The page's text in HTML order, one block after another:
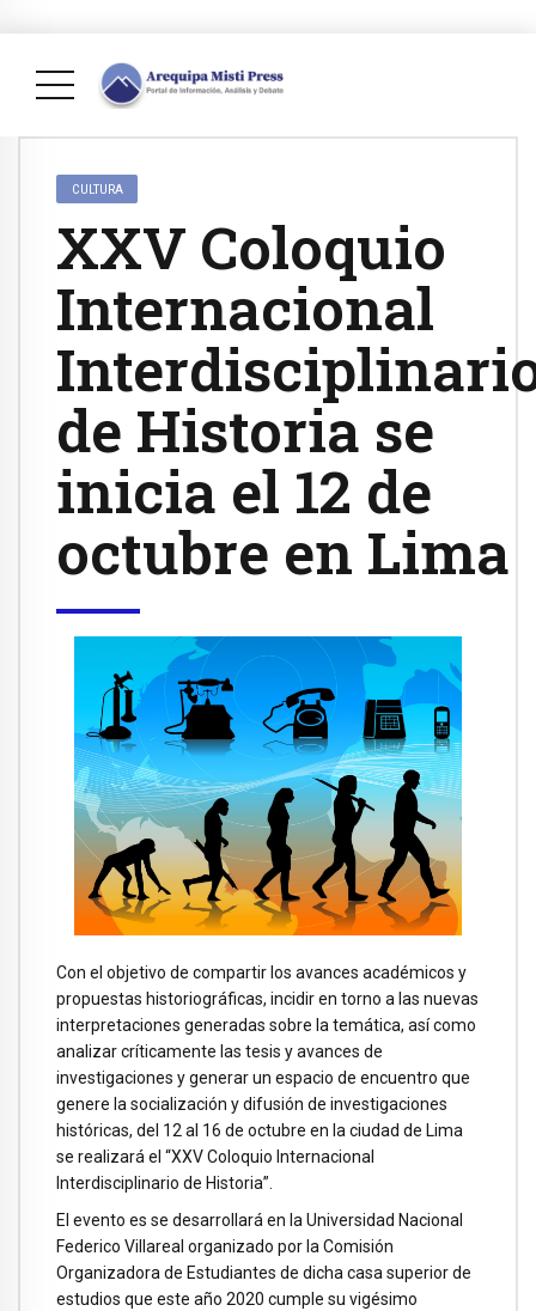
CULTURA
XXV Coloquio
Internacional
de Historia se
inicia el 12 de
octubre en Lima
Con el objetivo de compartir los avances académicos y
propuestas historiográficas, incidir en torno a las nuevas
interpretaciones generadas sobre la temática, así como
analizar críticamente las tesis y avances de
investigaciones y generar un espacio de encuentro que
genere la socialización y difusión de investigaciones
históricas, del 12 al 16 de octubre en la ciudad de Lima
se realizará el “XXV Coloquio Internacional
Interdisciplinario de Historia”.
El evento es se desarrollará en la Universidad Nacional
Federico Villareal organizado por la Comisión
Organizadora de Estudiantes de dicha casa superior de
estudios que este año 2020 cumple su vigésimo